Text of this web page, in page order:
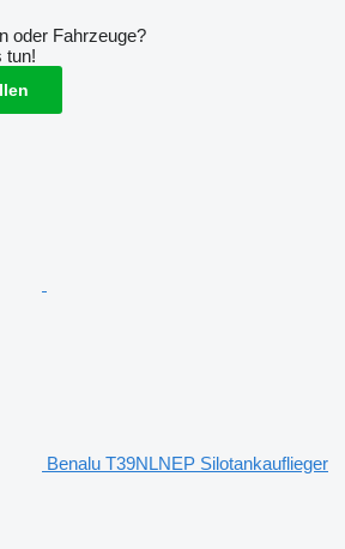
oder Fahrzeuge?
tun!
Benalu T39NLNEP Silotankauflieger